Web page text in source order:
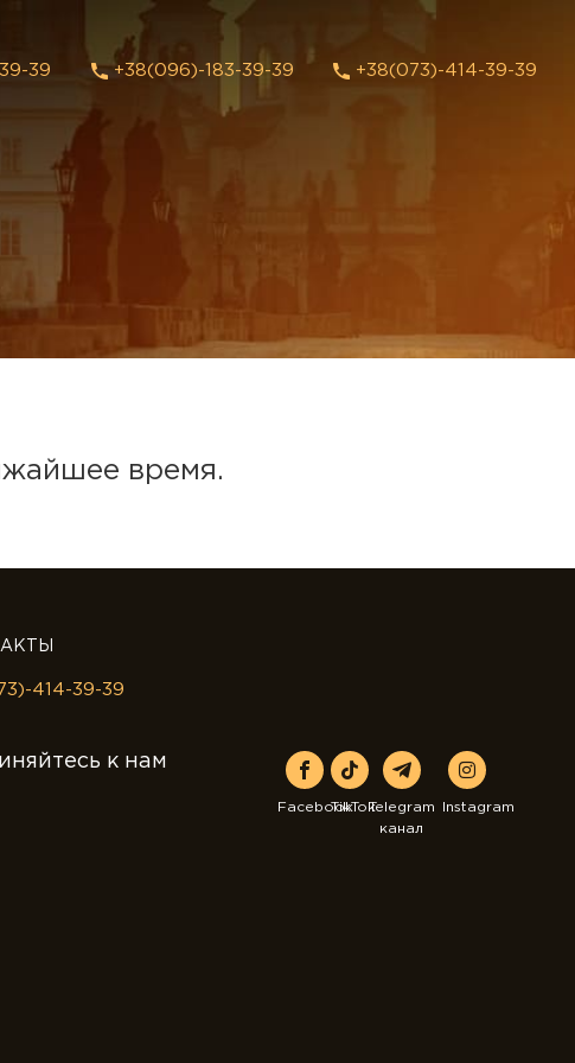
39 +38(096)-183-39-39 +38(073)-414-39-39
время.
414-39-39
к нам
FacebookTikTokTelegram
канал
Instagram